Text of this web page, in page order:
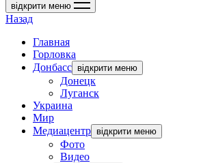
відкрити меню
Назад
Главная
Горловка
Донбасс відкрити меню
Донецк
Луганск
Украина
Мир
Медиацентр відкрити меню
Фото
Видео